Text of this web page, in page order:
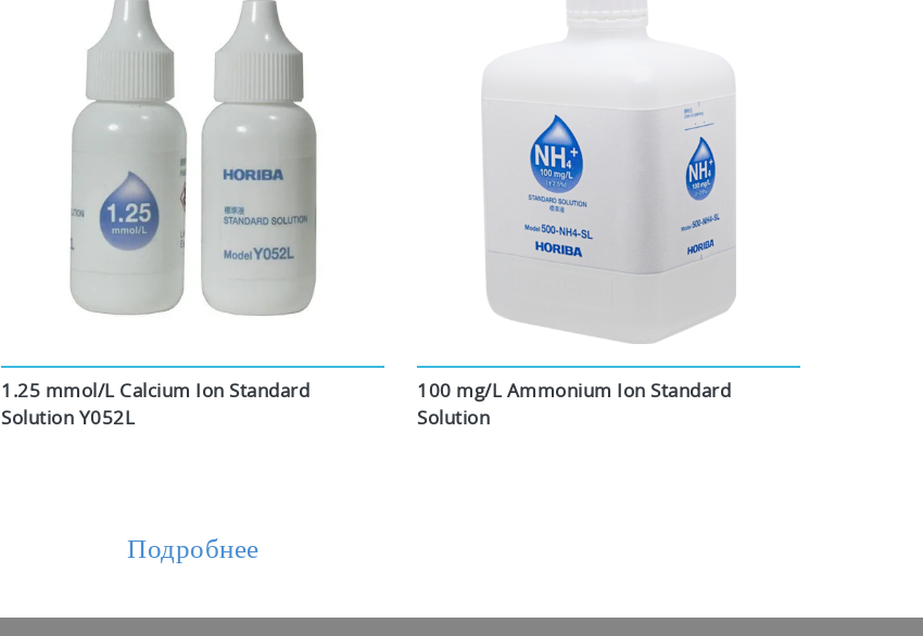
1.25 mmol/L Calcium Ion Standard
Solution Y052L
100 mg/L Ammonium Ion Standard
Solution
Подробнее